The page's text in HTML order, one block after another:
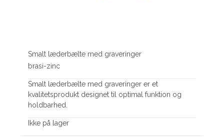
Smalt læderbælte med graveringer
brasi-zinc
Smalt læderbælte med graveringer er et
kvalitetsprodukt designet til optimal funktion og
holdbarhed.
Ikke på lager